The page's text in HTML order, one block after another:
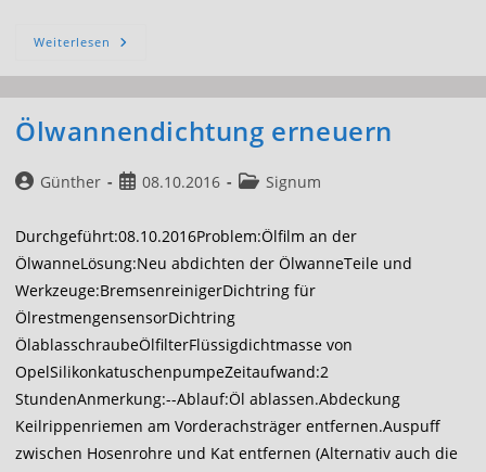
Weiterlesen Antriebswellenmanschette
Ölwannendichtung erneuern
Beitrags-
Günther
Beitrag08.10.2016
Beitrags-
Signum
Durchgeführt:08.10.2016Problem:Ölfilm an der
ÖlwanneLösung:Neu abdichten der ÖlwanneTeile und
Werkzeuge:BremsenreinigerDichtring für
ÖlrestmengensensorDichtring
ÖlablasschraubeÖlfilterFlüssigdichtmasse von
OpelSilikonkatuschenpumpeZeitaufwand:2
StundenAnmerkung:--Ablauf:Öl ablassen.Abdeckung
Keilrippenriemen am Vorderachsträger entfernen.Auspuff
zwischen Hosenrohre und Kat entfernen (Alternativ auch die